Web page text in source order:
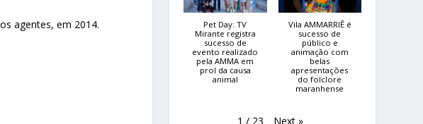
agentes, em 2014.
Pet Day: TV
Mirante registra
sucesso de
evento realizado
pela AMMA em
prol da causa
animal
Vila AMMARRIÊ é
sucesso de
público e
animação com
belas
apresentações
do folclore
maranhense
1 / 23 Next »